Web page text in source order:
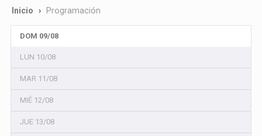
Inicio Programación
DOM 09/08
LUN 10/08
MAR 11/08
MIÉ 12/08
JUE 13/08